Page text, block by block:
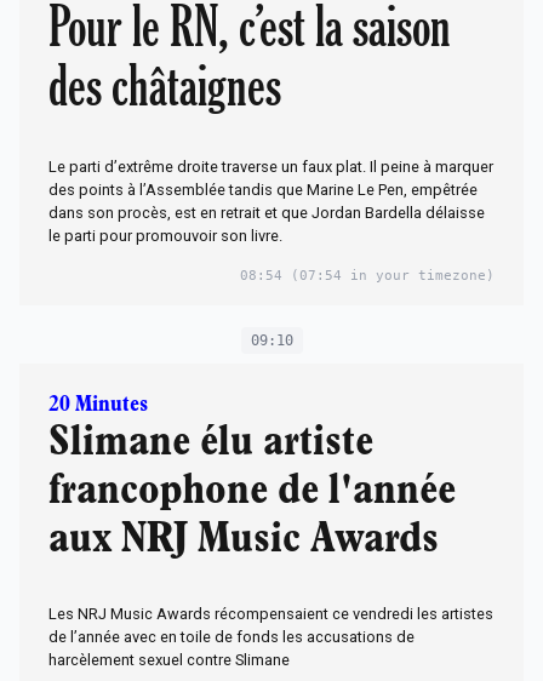
Pour le RN, c’est la saison
des châtaignes
Le parti d’extrême droite traverse un faux plat. Il peine à marquer
des points à l’Assemblée tandis que Marine Le Pen, empêtrée
dans son procès, est en retrait et que Jordan Bardella délaisse
le parti pour promouvoir son livre.
08:54 (07:54 in your timezone)
09:10
20 Minutes
Slimane élu artiste
francophone de l'année
aux NRJ Music Awards
Les NRJ Music Awards récompensaient ce vendredi les artistes
de l’année avec en toile de fonds les accusations de
harcèlement sexuel contre Slimane